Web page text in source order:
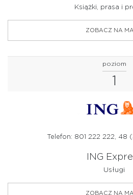
Książki, prasa i
ZOBACZ NA
poziom
1
Telefon: 801 222 222,
ING
Usługi
ZOBACZ NA